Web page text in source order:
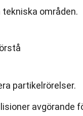
områden.
partikelrörelser.
avgörande